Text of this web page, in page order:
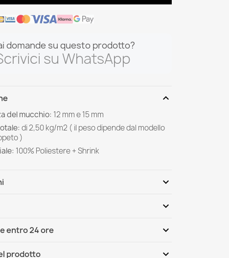
domande su questo prodotto?
su WhatsApp
expand_more
del mucchio: 12 mm e 15 mm
di2,50 kg/m2 ( il peso dipende dal modello
)
100% Poliestere + Shrink
expand_more
expand_more
entro 24 ore expand_more
International
prodotto expand_more